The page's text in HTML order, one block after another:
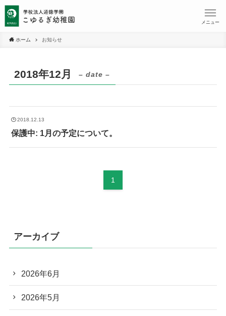
メニュー
ホーム お知らせ
2018年12月 – date –
2018.12.13
保護中: 1月の予定について。
1
アーカイブ
2026年6月
2026年5月